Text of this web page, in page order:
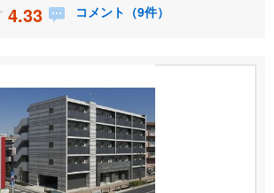
4.33 コメント（9件）